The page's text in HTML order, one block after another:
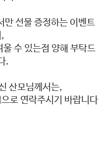
만 선물 증정하는 이벤트
수 있는점 양해 부탁드
.
산모님께서는,
로 연락주시기 바랍니다